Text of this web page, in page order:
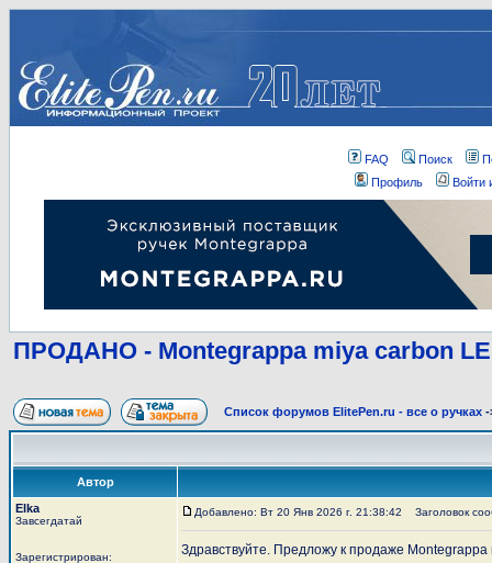
FAQ Поиск
Профиль
Войти
ПРОДАНО - Montegrappa miya carbon LE
Список форумов ElitePen.ru - все о ручках
Автор
Elka
Завсегдатай
Зарегистрирован:
Добавлено: Вт 20 Янв 2026 г. 21:38:42 Заголовок
Здравствуйте. Предложу к продаже Montegrappa